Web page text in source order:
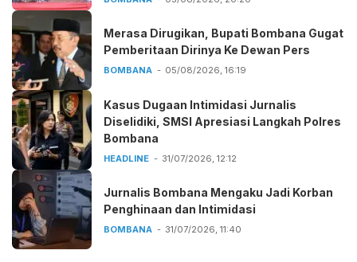
Merasa Dirugikan, Bupati Bombana Gugat
Pemberitaan Dirinya Ke Dewan Pers
BOMBANA 05/08/2026, 16:19
Kasus Dugaan Intimidasi Jurnalis
Diselidiki, SMSI Apresiasi Langkah Polres
Bombana
HEADLINE 31/07/2026, 12:12
Jurnalis Bombana Mengaku Jadi Korban
Penghinaan dan Intimidasi
BOMBANA 31/07/2026, 11:40